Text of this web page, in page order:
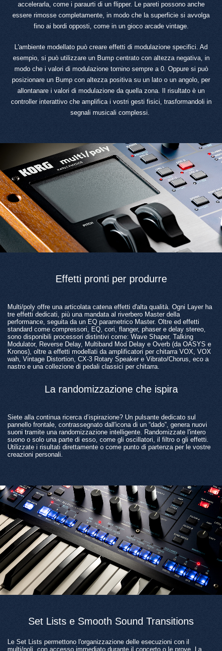
accelerarla, come i paraurti di un flipper. Le pareti possono anche
essere rimosse completamente, in modo che la superficie si avvolga
fino ai bordi opposti, come in un gioco arcade vintage.
L'ambiente modellato può creare effetti di modulazione specifici. Ad
esempio, si può utilizzare un Bump centrato con altezza negativa, in
modo che i valori di modulazione tornino sempre a 0. Oppure si può
posizionare un Bump con altezza positiva su un lato o un angolo, per
allontanare i valori di modulazione da quella zona. Il risultato è un
controller interattivo che amplifica i vostri gesti fisici, trasformandoli in
segnali musicali complessi.
Effetti pronti per produrre
Multi/poly offre una articolata catena effetti d'alta qualità. Ogni Layer ha
tre effetti dedicati, più una mandata al riverbero Master della
performance, seguita da un EQ parametrico Master. Oltre ed effetti
standard come compressori, EQ, cori, flanger, phaser e delay stereo,
sono disponibili processori distintivi come: Wave Shaper, Talking
Modulator, Reverse Delay, Multiband Mod Delay e Overb (da OASYS e
Kronos), oltre a effetti modellati da amplificatori per chitarra VOX, VOX
wah, Vintage Distortion, CX-3 Rotary Speaker e Vibrato/Chorus, eco a
nastro e una collezione di pedali classici per chitarra.
La randomizzazione che ispira
Siete alla continua ricerca d’ispirazione? Un pulsante dedicato sul
pannello frontale, contrassegnato dall'icona di un “dado”, genera nuovi
suoni tramite una randomizzazione intelligente. Randomizzate l'intero
suono o solo una parte di esso, come gli oscillatori, il filtro o gli effetti.
Utilizzate i risultati direttamente o come punto di partenza per le vostre
creazioni personali.
Set Lists e Smooth Sound Transitions
Le Set Lists permettono l'organizzazione delle esecuzioni con il
multi/poli, con accesso immediato durante il concerto o le prove. La